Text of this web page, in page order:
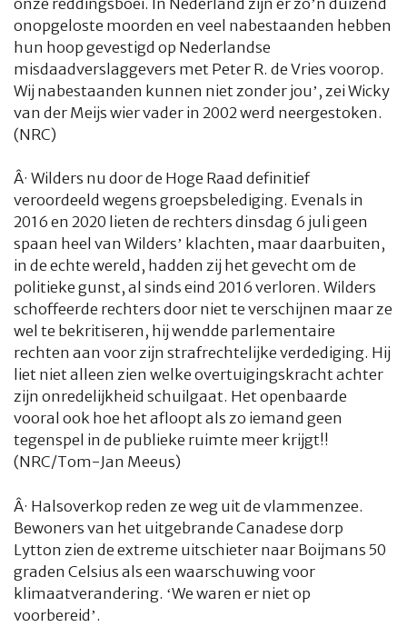
onopgeloste moorden en veel nabestaanden hebben
hun hoop gevestigd op Nederlandse
misdaadverslaggevers met Peter R. de Vries voorop.
Wij nabestaanden kunnen niet zonder jou’, zei Wicky
van der Meijs wier vader in 2002 werd neergestoken.
(NRC)
Â· Wilders nu door de Hoge Raad definitief
veroordeeld wegens groepsbelediging. Evenals in
2016 en 2020 lieten de rechters dinsdag 6 juli geen
spaan heel van Wilders’ klachten, maar daarbuiten,
in de echte wereld, hadden zij het gevecht om de
politieke gunst, al sinds eind 2016 verloren. Wilders
schoffeerde rechters door niet te verschijnen maar ze
wel te bekritiseren, hij wendde parlementaire
rechten aan voor zijn strafrechtelijke verdediging. Hij
liet niet alleen zien welke overtuigingskracht achter
zijn onredelijkheid schuilgaat. Het openbaarde
vooral ook hoe het afloopt als zo iemand geen
tegenspel in de publieke ruimte meer krijgt!!
(NRC/Tom-Jan Meeus)
Â· Halsoverkop reden ze weg uit de vlammenzee.
Bewoners van het uitgebrande Canadese dorp
Lytton zien de extreme uitschieter naar Boijmans 50
graden Celsius als een waarschuwing voor
klimaatverandering. ‘We waren er niet op
voorbereid’.